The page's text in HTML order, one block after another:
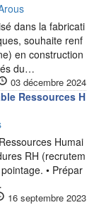
dans la fabricati
souhaite renf
en construction
du…
03 décembre 2024
Ressources H
Humai
RH (recrutem
• Prépar
16 septembre 2023